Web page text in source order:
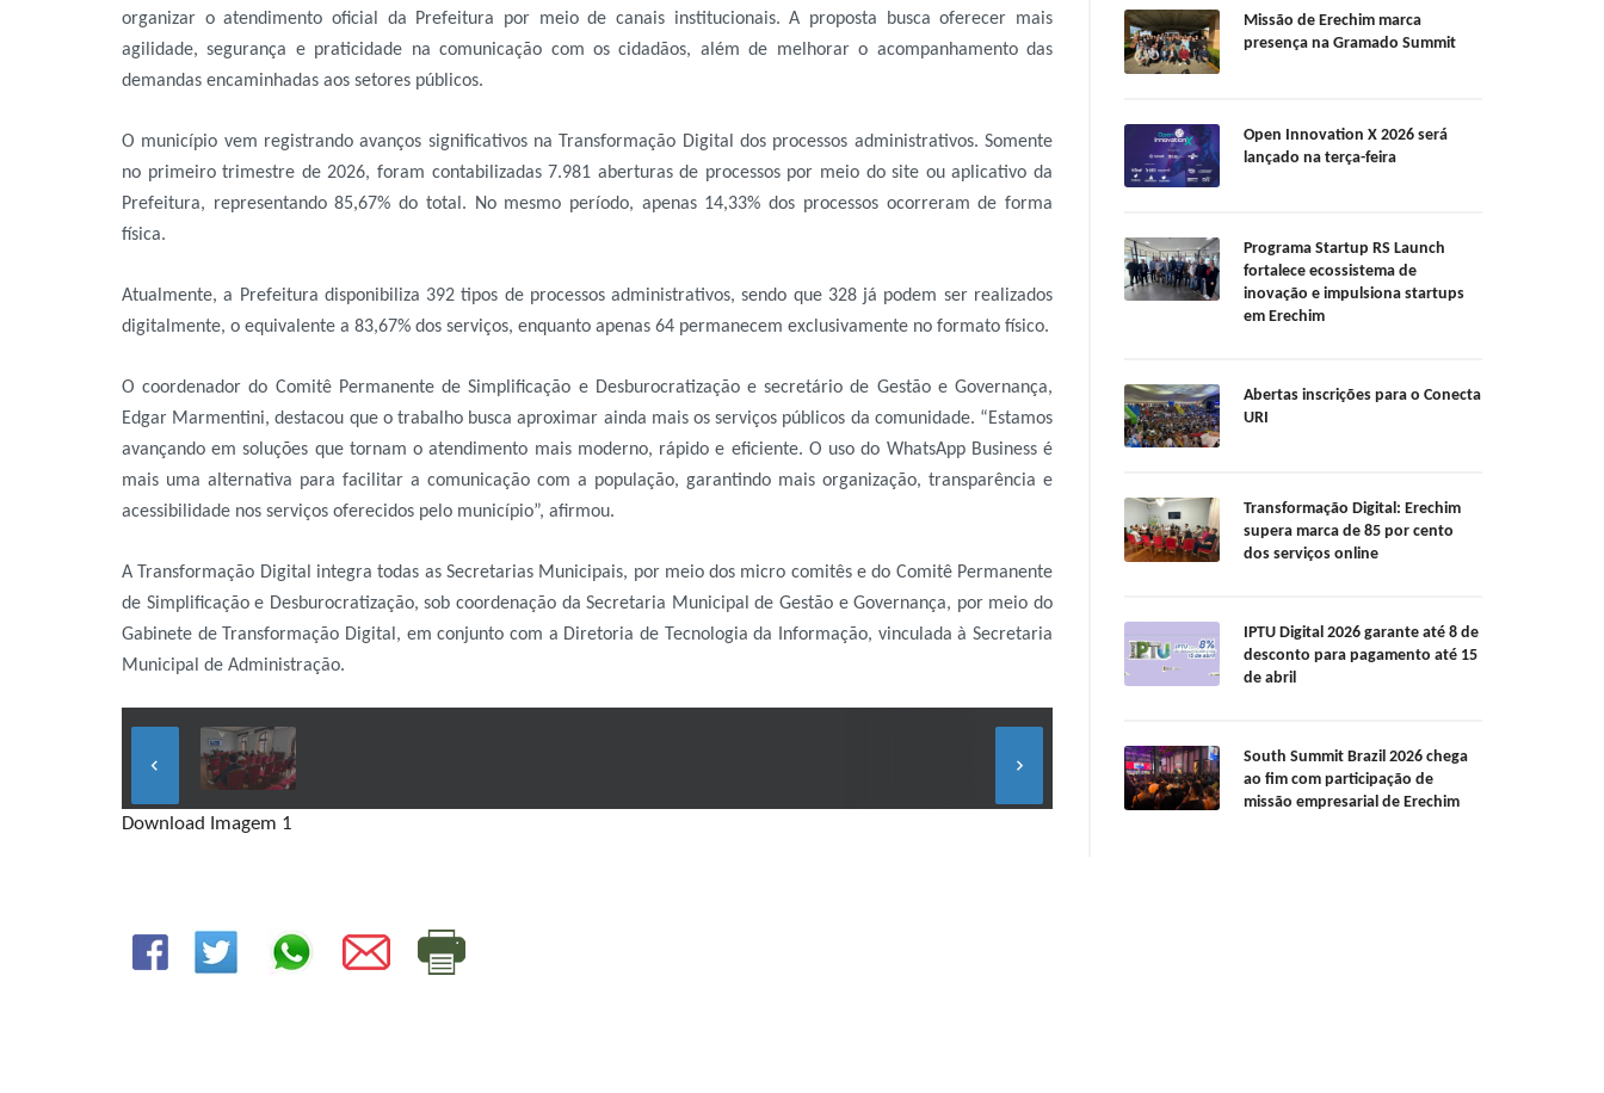
organizar o atendimento oficial da Prefeitura por meio de canais institucionais. A proposta busca oferecer mais
agilidade, segurança e praticidade na comunicação com os cidadãos, além de melhorar o acompanhamento das
demandas encaminhadas aos setores públicos.
O município vem registrando avanços significativos na Transformação Digital dos processos administrativos. Somente
no primeiro trimestre de 2026, foram contabilizadas 7.981 aberturas de processos por meio do site ou aplicativo da
Prefeitura, representando 85,67% do total. No mesmo período, apenas 14,33% dos processos ocorreram de forma
física.
Atualmente, a Prefeitura disponibiliza 392 tipos de processos administrativos, sendo que 328 já podem ser realizados
digitalmente, o equivalente a 83,67% dos serviços, enquanto apenas 64 permanecem exclusivamente no formato físico.
O coordenador do Comitê Permanente de Simplificação e Desburocratização e secretário de Gestão e Governança,
Edgar Marmentini, destacou que o trabalho busca aproximar ainda mais os serviços públicos da comunidade. “Estamos
avançando em soluções que tornam o atendimento mais moderno, rápido e eficiente. O uso do WhatsApp Business é
mais uma alternativa para facilitar a comunicação com a população, garantindo mais organização, transparência e
acessibilidade nos serviços oferecidos pelo município”, afirmou.
A Transformação Digital integra todas as Secretarias Municipais, por meio dos micro comitês e do Comitê Permanente
de Simplificação e Desburocratização, sob coordenação da Secretaria Municipal de Gestão e Governança, por meio do
Gabinete de Transformação Digital, em conjunto com a Diretoria de Tecnologia da Informação, vinculada à Secretaria
Municipal de Administração.
keyboard_arrow_left keyboard_arrow_right
Download Imagem 1
Missão de Erechim marca
presença na Gramado Summit
Open Innovation X 2026 será
lançado na terça-feira
Programa Startup RS Launch
fortalece ecossistema de
inovação e impulsiona startups
em Erechim
Abertas inscrições para o Conecta
URI
Transformação Digital: Erechim
supera marca de 85 por cento
dos serviços online
IPTU Digital 2026 garante até 8 de
desconto para pagamento até 15
de abril
South Summit Brazil 2026 chega
ao fim com participação de
missão empresarial de Erechim